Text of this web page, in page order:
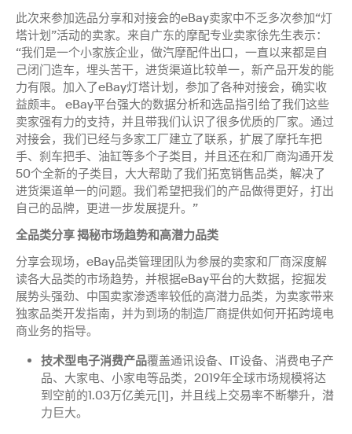
此次来参加选品分享和对接会的eBay卖家中不乏多次参加“灯
塔计划”活动的卖家。来自广东的摩配专业卖家徐先生表示：
“我们是一个小家族企业，做汽摩配件出口，一直以来都是自
己闭门造车，埋头苦干，进货渠道比较单一，新产品开发的能
力有限。加入了eBay灯塔计划，参加了各种对接会，确实收
益颇丰。 eBay平台强大的数据分析和选品指引给了我们这些
卖家强有力的支持，并且带我们认识了很多优质的厂家。通过
对接会，我们已经与多家工厂建立了联系，扩展了摩托车把
手、刹车把手、油缸等多个子类目，并且还在和厂商沟通开发
50个全新的子类目，大大帮助了我们拓宽销售品类，解决了
进货渠道单一的问题。我们希望把我们的产品做得更好，打出
自己的品牌，更进一步发展提升。”
全品类分享 揭秘市场趋势和高潜力品类
分享会现场，eBay品类管理团队为参展的卖家和厂商深度解
读各大品类的市场趋势，并根据eBay平台的大数据，挖掘发
展势头强劲、中国卖家渗透率较低的高潜力品类，为卖家带来
独家品类开发指南，并为到场的制造厂商提供如何开拓跨境电
商业务的指导。
技术型电子消费产品覆盖通讯设备、IT设备、消费电子产
品、大家电、小家电等品类，2019年全球市场规模将达
到空前的1.03万亿美元[1]，并且线上交易率不断攀升，潜
力巨大。